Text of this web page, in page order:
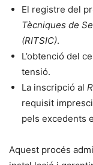
El registre del
Tècniques de
(RITSIC).
L’obtenció del
tensió.
La inscripció al
requisit
pels excedents
Aquest procés